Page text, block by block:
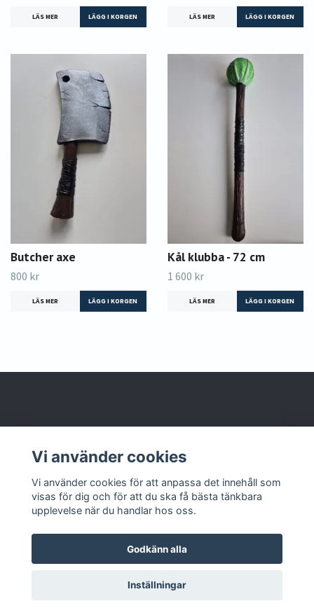
LÄS MER LÄS MER
Butcher axe
800 kr
LÄS MER
Kål klubba - 72 cm
1 600 kr
LÄS MER
Kontakta oss
© 2026 LajvshopPowered by Quickbutik
Vi använder cookies
Vi använder cookies för att anpassa det innehåll som
visas för dig och för att du ska få bästa tänkbara
upplevelse när du handlar hos oss.
Godkänn alla
Inställningar